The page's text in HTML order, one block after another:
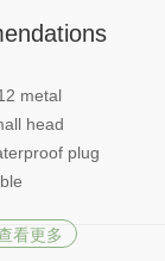
metal
head
plug
看更多